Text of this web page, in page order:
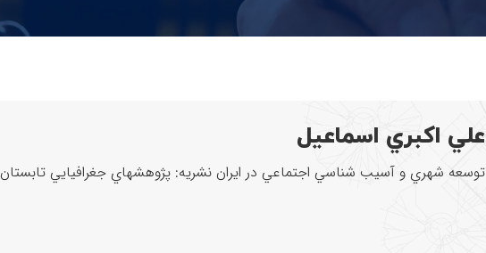
علي اكبري اسماعيل
توسعه شهري و آسيب شناسي اجتماعي در ايران نشریه: پژوهشهاي جغرافيايي تابستان 1383 , دوره 36 , شماره 48